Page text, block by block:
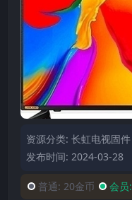
资源分类: 长虹电视固件
发布时间: 2024-03-28
普通: 20金币 会员: